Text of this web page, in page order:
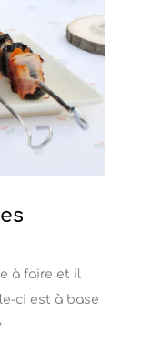
à faire et il
ci est à base